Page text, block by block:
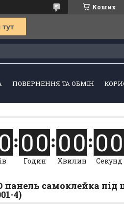
Кошик
ПОВЕРНЕННЯ ТА ОБМІН
00
Годин
00
Хвилин
00
Секунд
панель самоклейка під
4)